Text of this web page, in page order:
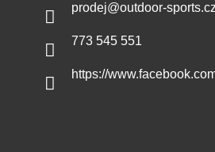
prodej@outdoor-sports.cz
773 545 551
https://